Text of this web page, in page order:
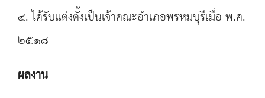
๔. ได้รับแต่งตั้งเป็นเจ้าคณะอำเภอพรหมบุรีเมื่อ พ.ศ.
๒๕๑๘
ผลงาน